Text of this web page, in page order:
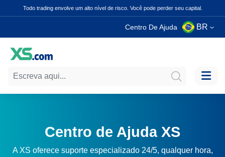
Todo trading envolve um alto nível de risco. Você pode perder seu capital.
Centro De Ajuda BR
Centro de Ajuda XS
A XS oferece suporte especializado 24/5, qualquer hora,